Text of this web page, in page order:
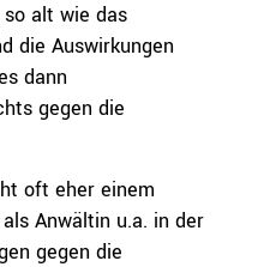
alt wie das
die Auswirkungen
dann
gegen die
oft eher einem
Anwältin u.a. in der
gegen die